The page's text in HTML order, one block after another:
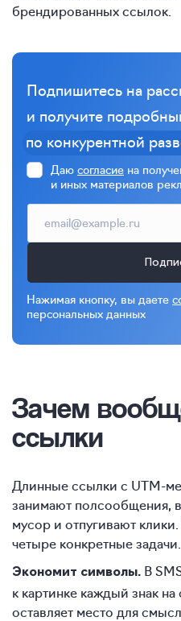
брендированных ссылок.
Подпишитесь на
и получите
по конкурентной
Даю согласие на
и иных материалов
Нажимая кнопку, вы даете
персональных данных
Зачем
ссылки
Длинные ссылки с UTM-
занимают полсообщения,
мусор и отпугивают
четыре конкретные задачи.
Экономит символы. В
к картинке каждый знак на
оставляет место для